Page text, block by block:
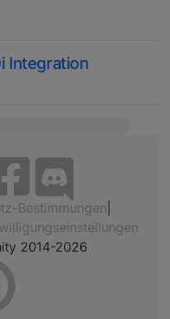
Integration
Bestimmungen
2014-2026